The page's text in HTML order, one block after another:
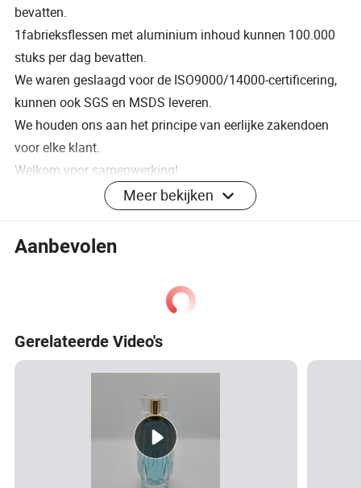
bevatten.
1fabrieksflessen met aluminium inhoud kunnen 100.000
stuks per dag bevatten.
We waren geslaagd voor de ISO9000/14000-certificering,
kunnen ook SGS en MSDS leveren.
We houden ons aan het principe van eerlijke zakendoen
voor elke klant.
Welkom voor samenwerking!
waarom zou u niet van andere leveranciers bij ons kopen?
3 minuten voor u ontworpen.
7 dagen voorraadmonsters/15 dagen monster met
Meer dan 10 jaar professionele cosmetische
verpakkingsfabriek.
Factory outlets, beste prijs en beste service.
Eén station voor cosmetische verpakkingen.
We zijn gevestigd in Zhejiang, China, begin 2014,verkopen
Meer bekijken
Aanbevolen
Gerelateerde Video's